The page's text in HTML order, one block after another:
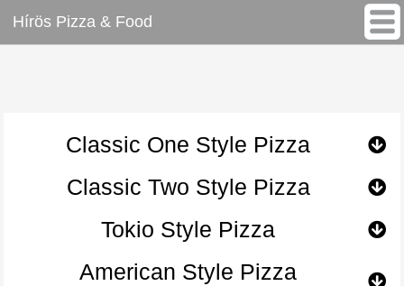
Hírös Pizza & Food
Classic One Style Pizza
Classic Two Style Pizza
Tokio Style Pizza
American Style Pizza